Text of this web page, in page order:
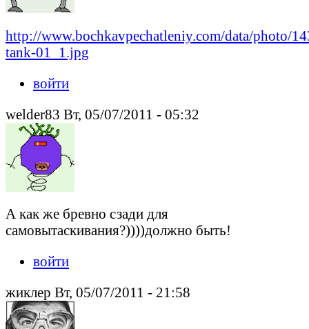
http://www.bochkavpechatleniy.com/data/photo/
tank-01_1.jpg
войти
welder83 Вт, 05/07/2011 - 05:32
А как же бревно сзади для
самовытаскивания?))))должно быть!
войти
жиклер Вт, 05/07/2011 - 21:58